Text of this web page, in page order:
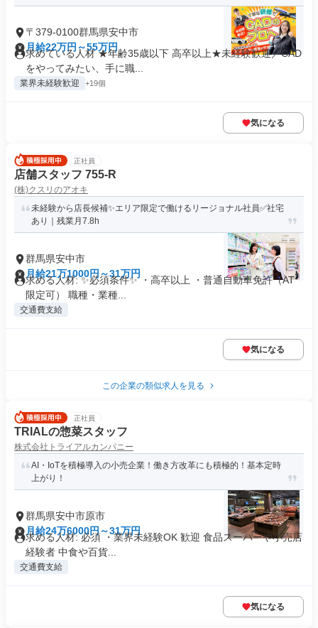
〒379-0100群馬県安中市
月給22万円～55万円
求めている人材 ★年齢35歳以下 高卒以上★未経験歓迎／CAD
をやってみたい、手に職...
業界未経験歓迎 +19個
気になる
正社員
店舗スタッフ 755-R
(株)クスリのアオキ
未経験から店長候補✨エリア限定で働けるリージョナル社員✅社宅
あり｜残業月7.8h
群馬県安中市
月給21万1000円～31万円
求める人材: ✨必須条件✨ ・高卒以上 ・普通自動車免許（AT
限定可） 職種・業種...
交通費支給
気になる
この企業の類似求人を見る
正社員
TRIALの惣菜スタッフ
株式会社トライアルカンパニー
AI・IoTを積極導入の小売企業！働き方改革にも積極的！基本定時
上がり！
群馬県安中市原市
月給24万6000円～31万円
求める人材: 必須 ・業界未経験OK 歓迎 食品スーパーや小売店
経験者 中食や百貨...
交通費支給
気になる